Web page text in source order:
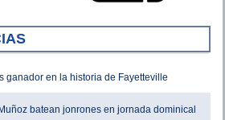
ganador en la historia de Fayetteville
batean jonrones en jornada dominical